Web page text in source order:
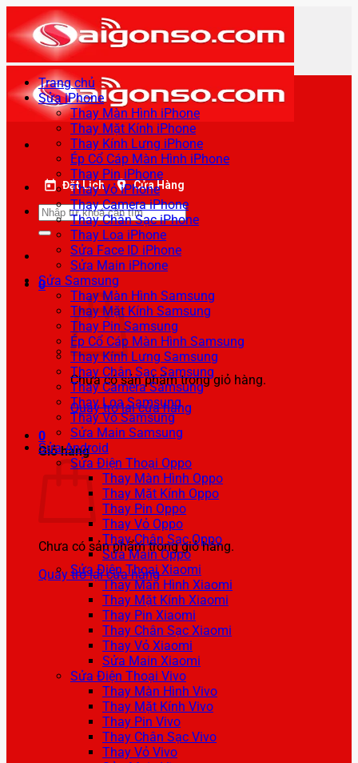
qua
nội
dung
Đặt Lịch Cửa Hàng
Tìm
kiếm:
0
Chưa có sản phẩm trong giỏ hàng.
Quay trở lại cửa hàng
0
Giỏ hàng
Chưa có sản phẩm trong giỏ hàng.
Quay trở lại cửa hàng
Trang chủ
Sửa iPhone
Thay Màn Hình iPhone
Thay Mặt Kính iPhone
Thay Kính Lưng iPhone
Ép Cổ Cáp Màn Hình iPhone
Thay Pin iPhone
Thay Vỏ iPhone
Thay Camera iPhone
Thay Chân Sạc iPhone
Thay Loa iPhone
Sửa Face ID iPhone
Sửa Main iPhone
Sửa Samsung
Thay Màn Hình Samsung
Thay Mặt Kính Samsung
Thay Pin Samsung
Ép Cổ Cáp Màn Hình Samsung
Thay Kính Lưng Samsung
Thay Chân Sạc Samsung
Thay Camera Samsung
Thay Loa Samsung
Thay Vỏ Samsung
Sửa Main Samsung
Sửa Android
Sửa Điện Thoại Oppo
Thay Màn Hình Oppo
Thay Mặt Kính Oppo
Thay Pin Oppo
Thay Vỏ Oppo
Thay Chân Sạc Oppo
Sửa Main Oppo
Sửa Điện Thoại Xiaomi
Thay Màn Hình Xiaomi
Thay Mặt Kính Xiaomi
Thay Pin Xiaomi
Thay Chân Sạc Xiaomi
Thay Vỏ Xiaomi
Sửa Main Xiaomi
Sửa Điện Thoại Vivo
Thay Màn Hình Vivo
Thay Mặt Kính Vivo
Thay Pin Vivo
Thay Chân Sạc Vivo
Thay Vỏ Vivo